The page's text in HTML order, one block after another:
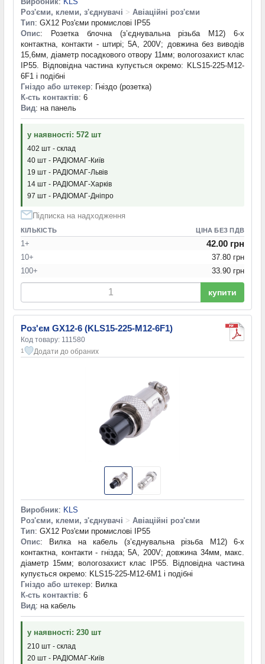
Роз'єми, клеми, з'єднувачі > Авіаційні роз'єми
Тип: GX12 Роз'єми промислові IP55
Опис: Розетка блочна (з’єднувальна різьба М12) 6-х
контактна, контакти - штирі; 5А, 200V; довжина без виводів
15,6мм, діаметр посадкового отвору 11мм; вологозахист клас
IP55. Відповідна частина купується окремо: KLS15-225-M12-
6F1 і подібні
Гніздо або штекер: Гніздо (розетка)
К-сть контактів: 6
Вид: на панель
у наявності: 572 шт
402 шт - склад
40 шт - РАДІОМАГ-Київ
19 шт - РАДІОМАГ-Львів
14 шт - РАДІОМАГ-Харків
97 шт - РАДІОМАГ-Дніпро
Підписка на надходження
КІЛЬКІСТЬ ЦІНА БЕЗ ПДВ
1+ 42.00 грн
10+
37.80 грн
100+
33.90 грн
купити
Роз'єм GX12-6 (KLS15-225-M12-6F1)
Код товару: 111580
1 Додати до обраних
Виробник: KLS
Роз'єми, клеми, з'єднувачі > Авіаційні роз'єми
Тип: GX12 Роз'єми промислові IP55
Опис: Вилка на кабель (з’єднувальна різьба М12) 6-х
контактна, контакти - гнізда; 5А, 200V; довжина 34мм, макс.
діаметр 15мм; вологозахист клас IP55. Відповідна частина
купується окремо: KLS15-225-M12-6M1 і подібні
Гніздо або штекер: Вилка
К-сть контактів: 6
Вид: на кабель
у наявності: 230 шт
210 шт - склад
20 шт - РАДІОМАГ-Київ